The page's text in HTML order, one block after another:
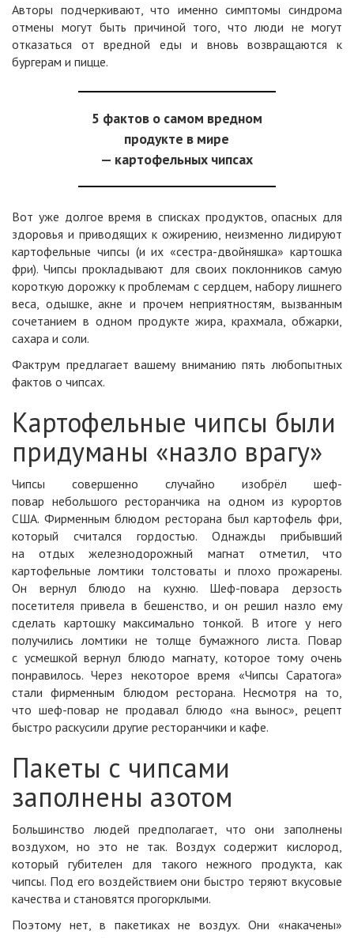
Авторы подчеркивают, что именно симптомы синдрома
отмены могут быть причиной того, что люди не могут
отказаться от вредной еды и вновь возвращаются к
бургерам и пицце.
5 фактов о самом вредном
продукте в мире
— картофельных чипсах
Вот уже долгое время в списках продуктов, опасных для
здоровья и приводящих к ожирению, неизменно лидируют
картофельные чипсы (и их «сестра-двойняшка» картошка
фри). Чипсы прокладывают для своих поклонников самую
короткую дорожку к проблемам с сердцем, набору лишнего
веса, одышке, акне и прочем неприятностям, вызванным
сочетанием в одном продукте жира, крахмала, обжарки,
сахара и соли.
Фактрум предлагает вашему вниманию пять любопытных
фактов о чипсах.
Картофельные чипсы были
придуманы «назло врагу»
Чипсы совершенно случайно изобрёл шеф-
повар небольшого ресторанчика на одном из курортов
США. Фирменным блюдом ресторана был картофель фри,
который считался гордостью. Однажды прибывший
на отдых железнодорожный магнат отметил, что
картофельные ломтики толстоваты и плохо прожарены.
Он вернул блюдо на кухню. Шеф-повара дерзость
посетителя привела в бешенство, и он решил назло ему
сделать картошку максимально тонкой. В итоге у него
получились ломтики не толще бумажного листа. Повар
с усмешкой вернул блюдо магнату, которое тому очень
понравилось. Через некоторое время «Чипсы Саратога»
стали фирменным блюдом ресторана. Несмотря на то,
что шеф-повар не продавал блюдо «на вынос», рецепт
быстро раскусили другие ресторанчики и кафе.
Пакеты с чипсами
заполнены азотом
Большинство людей предполагает, что они заполнены
воздухом, но это не так. Воздух содержит кислород,
который губителен для такого нежного продукта, как
чипсы. Под его воздействием они быстро теряют вкусовые
качества и становятся прогорклыми.
Поэтому нет, в пакетиках не воздух. Они «накачены»